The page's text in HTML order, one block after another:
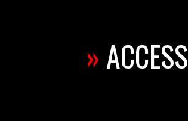
»ACCESS